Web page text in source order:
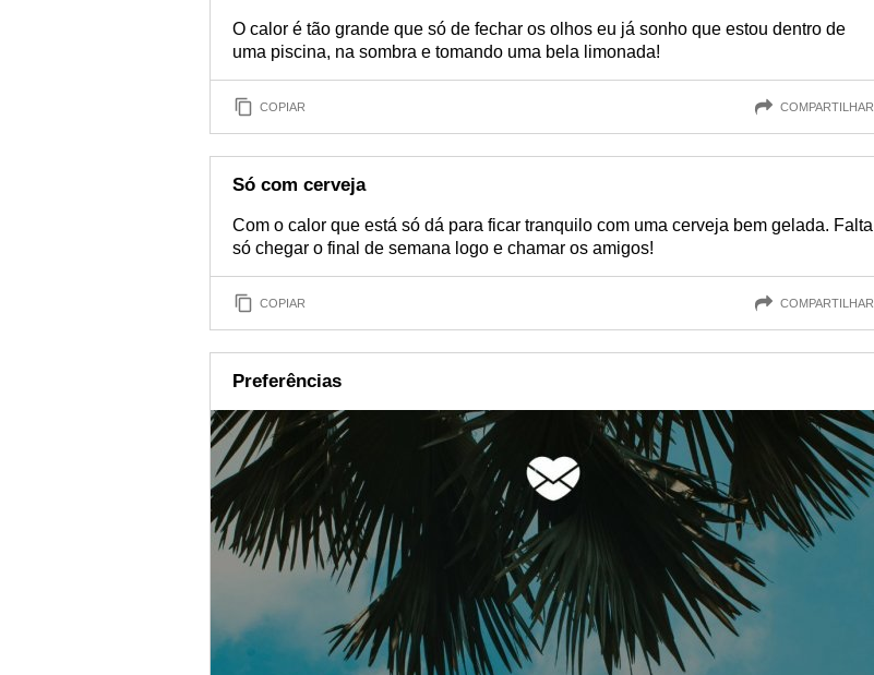
O calor é tão grande que só de fechar os olhos eu já sonho que estou dentro de
uma piscina, na sombra e tomando uma bela limonada!
COPIAR COMPARTILHAR
Só com cerveja
Com o calor que está só dá para ficar tranquilo com uma cerveja bem gelada. Falta
só chegar o final de semana logo e chamar os amigos!
COPIAR COMPARTILHAR
Preferências